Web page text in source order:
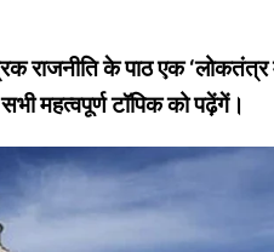
राजनीति के पाठ एक‘लोकतंत्र
महत्‍वपूर्ण टॉपिक को पढ़ेंगें।